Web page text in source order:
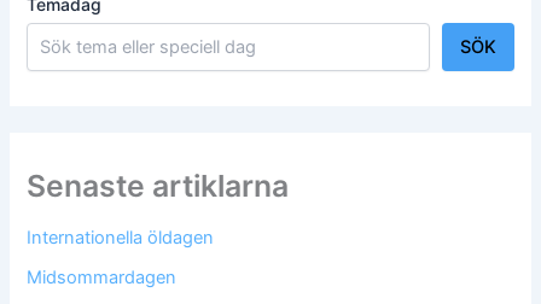
Temadag
SÖK
Senaste artiklarna
Internationella öldagen
Midsommardagen